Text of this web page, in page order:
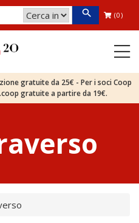
(0)
gratuite da 25€ - Per i soci Coop
gratuite a partire da 19€.